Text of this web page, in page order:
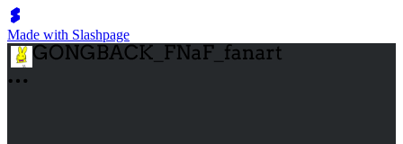
Made with Slashpage